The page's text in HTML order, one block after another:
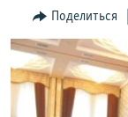
Вернутся
поиску
МИГРАНТ МЕДИА
Поделиться